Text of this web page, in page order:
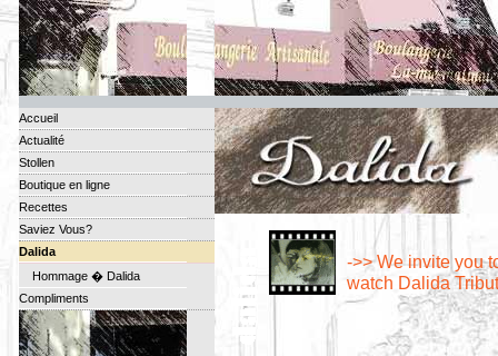
Accueil
Actualité
Stollen
Boutique en ligne
Recettes
Saviez Vous?
Dalida
Hommage � Dalida
Compliments
->> We invite you
watch Dalida